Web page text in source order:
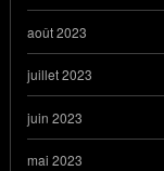
août 2023
juillet 2023
juin 2023
mai 2023